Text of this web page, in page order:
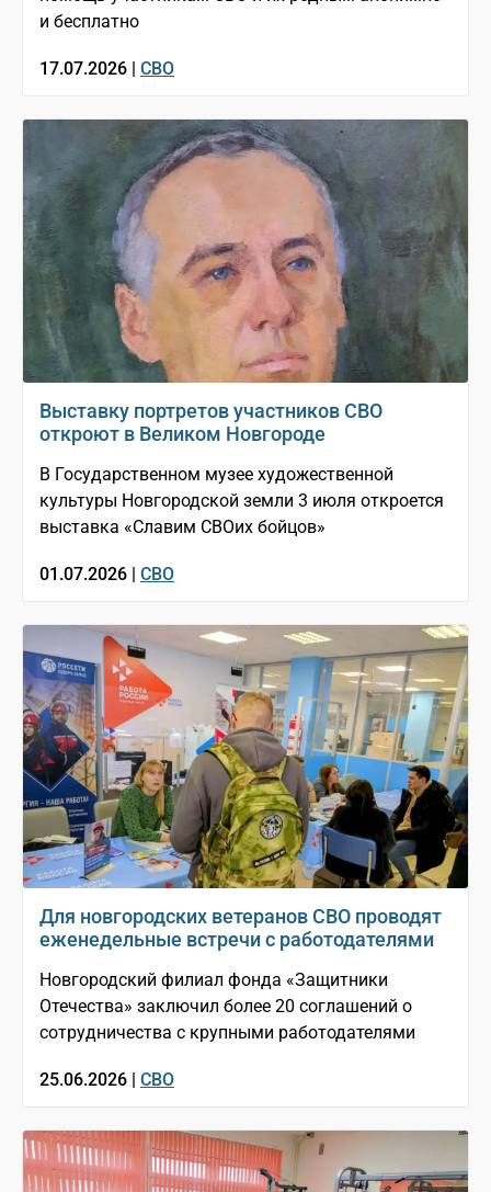
и бесплатно
17.07.2026 | СВО
Выставку портретов участников СВО
откроют в Великом Новгороде
В Государственном музее художественной
культуры Новгородской земли 3 июля откроется
выставка «Славим СВОих бойцов»
01.07.2026 | СВО
Для новгородских ветеранов СВО проводят
еженедельные встречи с работодателями
Новгородский филиал фонда «Защитники
Отечества» заключил более 20 соглашений о
сотрудничества с крупными работодателями
25.06.2026 | СВО